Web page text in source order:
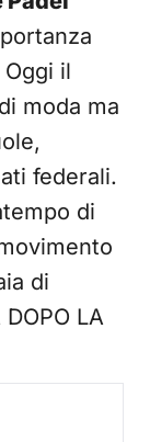
il
moda ma
federali.
di
di
LA